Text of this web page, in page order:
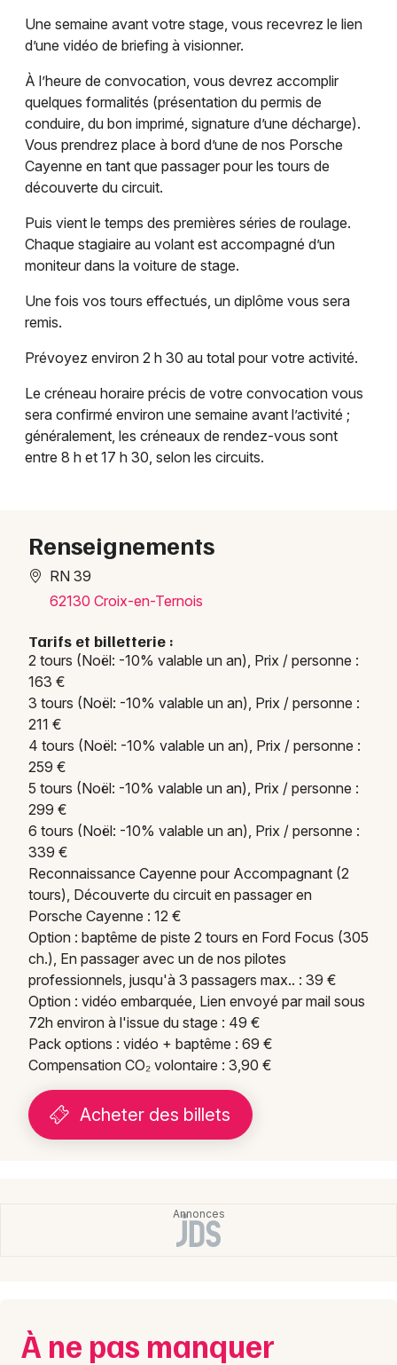
Une semaine avant votre stage, vous recevrez le lien
d’une vidéo de briefing à visionner.
À l’heure de convocation, vous devrez accomplir
quelques formalités (présentation du permis de
conduire, du bon imprimé, signature d’une décharge).
Vous prendrez place à bord d’une de nos Porsche
Cayenne en tant que passager pour les tours de
découverte du circuit.
Puis vient le temps des premières séries de roulage.
Chaque stagiaire au volant est accompagné d’un
moniteur dans la voiture de stage.
Une fois vos tours effectués, un diplôme vous sera
remis.
Prévoyez environ 2 h 30 au total pour votre activité.
Le créneau horaire précis de votre convocation vous
sera confirmé environ une semaine avant l’activité ;
généralement, les créneaux de rendez-vous sont
entre 8 h et 17 h 30, selon les circuits.
Renseignements
RN 39
62130 Croix-en-Ternois
Tarifs et billetterie :
2 tours (Noël: -10% valable un an), Prix / personne :
163 €
3 tours (Noël: -10% valable un an), Prix / personne :
211 €
4 tours (Noël: -10% valable un an), Prix / personne :
259 €
5 tours (Noël: -10% valable un an), Prix / personne :
299 €
6 tours (Noël: -10% valable un an), Prix / personne :
339 €
Reconnaissance Cayenne pour Accompagnant (2
tours), Découverte du circuit en passager en
Porsche Cayenne : 12 €
Option : baptême de piste 2 tours en Ford Focus (305
ch.), En passager avec un de nos pilotes
professionnels, jusqu'à 3 passagers max.. : 39 €
Option : vidéo embarquée, Lien envoyé par mail sous
72h environ à l'issue du stage : 49 €
Pack options : vidéo + baptême : 69 €
Compensation CO₂ volontaire : 3,90 €
Acheter des billets
À ne pas manquer